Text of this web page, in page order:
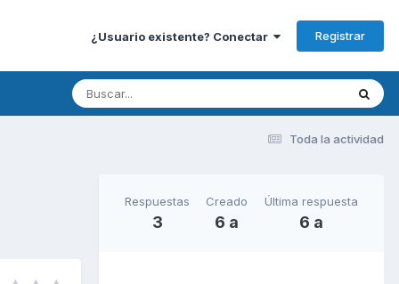
¿Usuario existente? Conectar Registrar
Toda la actividad
Respuestas
3
Creado
6 a
Última respuesta
6 a